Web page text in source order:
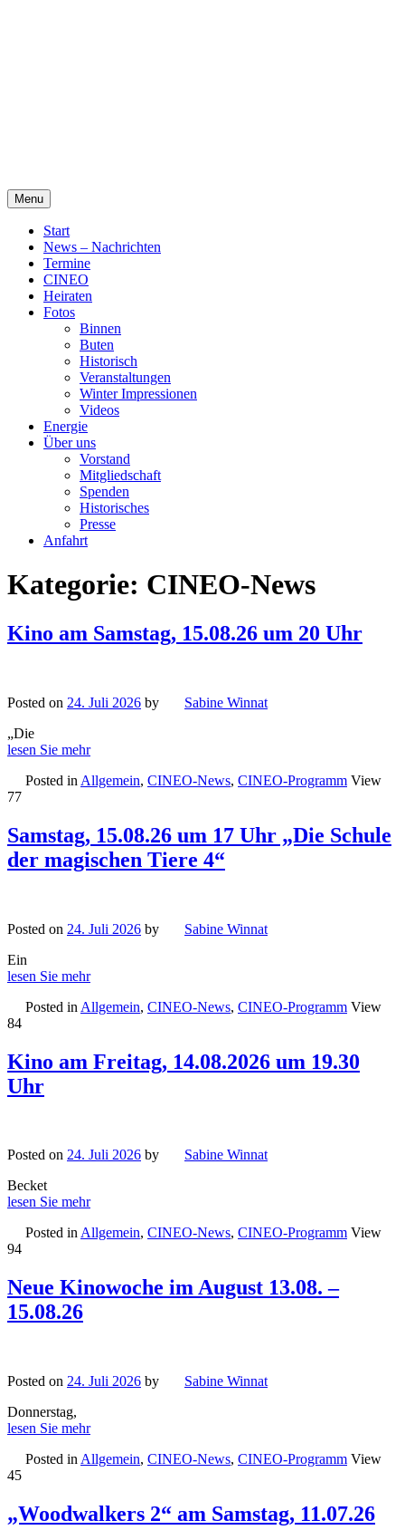
Menu
Start
News – Nachrichten
Termine
CINEO
Heiraten
Fotos
Binnen
Buten
Historisch
Veranstaltungen
Winter Impressionen
Videos
Energie
Über uns
Vorstand
Mitgliedschaft
Spenden
Historisches
Presse
Anfahrt
Kategorie: CINEO-News
Kino am Samstag, 15.08.26 um 20 Uhr
Posted on 24. Juli 2026 by
Sabine Winnat
„Die
lesen Sie mehr
Posted in Allgemein, CINEO-News, CINEO-Programm View
77
Samstag, 15.08.26 um 17 Uhr „Die Schule
der magischen Tiere 4“
Posted on 24. Juli 2026 by
Sabine Winnat
Ein
lesen Sie mehr
Posted in Allgemein, CINEO-News, CINEO-Programm View
84
Kino am Freitag, 14.08.2026 um 19.30
Uhr
Posted on 24. Juli 2026 by
Sabine Winnat
Becket
lesen Sie mehr
Posted inAllgemein, CINEO-News, CINEO-Programm View
94
Neue Kinowoche im August 13.08. –
15.08.26
Posted on 24. Juli 2026 by
Sabine Winnat
Donnerstag,
lesen Sie mehr
Posted in Allgemein, CINEO-News, CINEO-Programm View
45
„Woodwalkers 2“ am Samstag, 11.07.26